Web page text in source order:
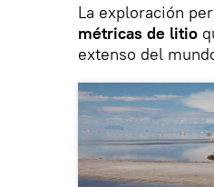
La exploración
métricas de litio
extenso del